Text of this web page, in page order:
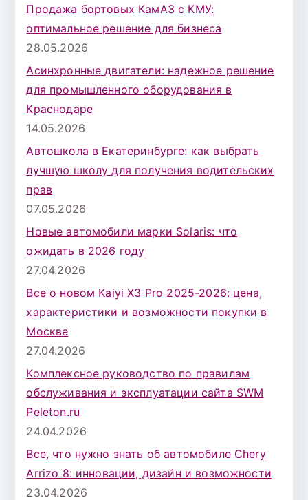
Продажа бортовых КамАЗ с КМУ:
оптимальное решение для бизнеса
28.05.2026
Асинхронные двигатели: надежное решение
для промышленного оборудования в
Краснодаре
14.05.2026
Автошкола в Екатеринбурге: как выбрать
лучшую школу для получения водительских
прав
07.05.2026
Новые автомобили марки Solaris: что
ожидать в 2026 году
27.04.2026
Все о новом Kaiyi X3 Pro 2025-2026: цена,
характеристики и возможности покупки в
Москве
27.04.2026
Комплексное руководство по правилам
обслуживания и эксплуатации сайта SWM
Peleton.ru
24.04.2026
Все, что нужно знать об автомобиле Chery
Arrizo 8: инновации, дизайн и возможности
23.04.2026